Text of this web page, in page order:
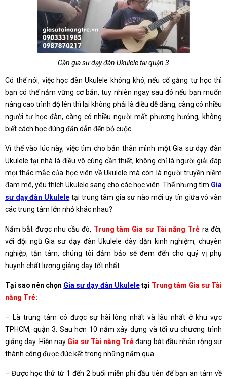
Cần gia sư dạy đàn Ukulele tại quận 3
Có thể nói, việc học đàn Ukulele không khó, nếu cố gắng tự học thì
bạn có thể nắm vững cơ bản, tuy nhiên ngay sau đó nếu bạn muốn
nâng cao trình độ lên thì lại không phải là điều dễ dàng, càng có nhiều
người tự học đàn, càng có nhiều người mất phương hướng, không
biết cách học đúng đắn dẫn đến bỏ cuộc.
Vì thế vào lúc này, việc tìm cho bản thân mình một Gia sư dạy đàn
Ukulele tại nhà là điều vô cùng cần thiết, không chỉ là người giải đáp
mọi thắc mắc của học viên về Ukulele mà còn là người truyền niềm
đam mê, yêu thích Ukulele sang cho các học viên. Thế nhưng tìm Gia
sư dạy đàn Ukulele tại trung tâm gia sư nào mới uy tín giữa vô vàn
các trung tâm lớn nhỏ khác nhau?
Nắm bắt được nhu cầu đó, Trung tâm Gia sư Tài năng Trẻ ra đời,
với đội ngũ Gia sư dạy đàn Ukulele dày dặn kinh nghiệm, chuyên
nghiệp, tận tâm, chúng tôi đảm bảo sẽ đem đến cho quý vị phụ
huynh chất lượng giảng dạy tốt nhất.
Tại sao nên chọn Gia sư dạy đàn Ukuleletại Trung tâm Gia sư Tài
năng Trẻ:
– Là trung tâm có được sự hài lòng nhất và lâu nhất ở khu vực
TPHCM, quận 3. Sau hơn 10 năm xây dựng và tối ưu chương trình
giảng dạy. Hiện nay Gia sư Tài năng Trẻđang bắt đầu nhân rộng sự
thành công được đúc kết trong những năm qua.
– Được học thử từ 1 đến 2 buổi miễn phí đầu tiên để bạn an tâm về